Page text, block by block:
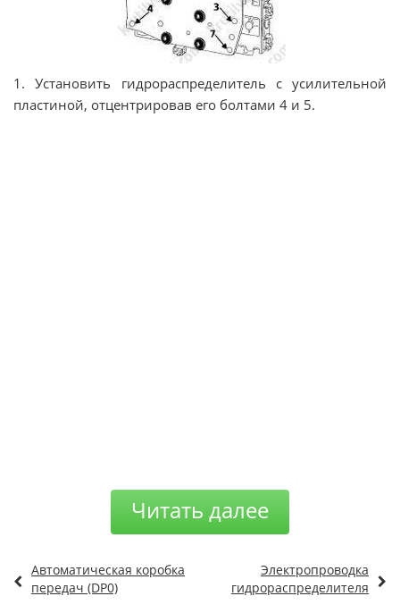
1. Установить гидрораспределитель с усилительной
пластиной, отцентрировав его болтами 4 и 5.
Читать далее
Автоматическая коробка
передач (DP0)
Электропроводка
гидрораспределителя